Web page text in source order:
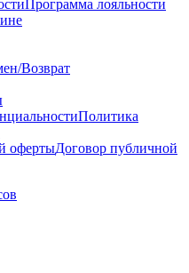
Программа лояльности
Возврат
Политика
Договор публичной